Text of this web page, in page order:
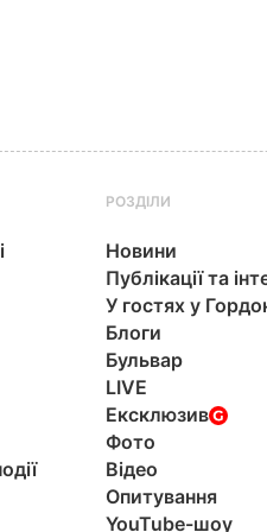
РОЗДІЛИ
Новини
Публікації та
У гостях у
Блоги
Бульвар
LIVE
Ексклюзив
Фото
Відео
Опитування
YouTube-шоу